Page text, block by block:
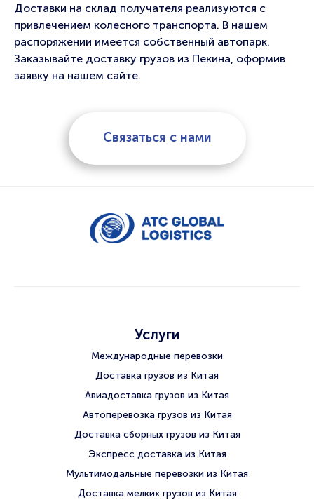
Доставки на склад получателя реализуются с
привлечением колесного транспорта. В нашем
распоряжении имеется собственный автопарк.
Заказывайте доставку грузов из Пекина, оформив
заявку на нашем сайте.
Связаться с нами
Услуги
Международные перевозки
Доставка грузов из Китая
Авиадоставка грузов из Китая
Автоперевозка грузов из Китая
Доставка сборных грузов из Китая
Экспресс доставка из Китая
Мультимодальные перевозки из Китая
Доставка мелких грузов из Китая